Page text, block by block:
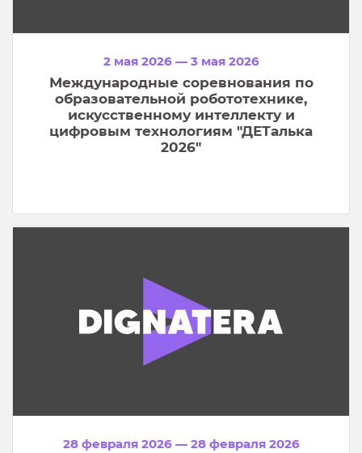
2 мая 2026 — 3 мая 2026
Международные соревнования по
образовательной робототехнике,
искусственному интеллекту и
цифровым технологиям "ДЕТалька
2026"
28 февраля 2026 — 28 февраля 2026